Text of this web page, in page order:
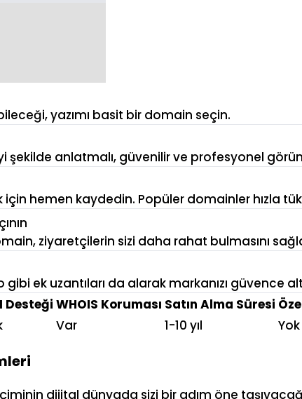
yazımı basit bir domain seçin.
şekilde anlatmalı, güvenilir ve profesyonel
hemen kaydedin. Popüler domainler hızla
ziyaretçilerin sizi daha rahat bulmasını
ek uzantıları da alarak markanızı güvence
Desteği WHOIS Koruması Satın Alma Süresi
Var 1-10 yıl Yok
dijital dünyada sizi bir adım öne